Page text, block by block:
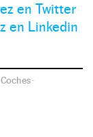
en Twitter
en Linkedin
Coches·